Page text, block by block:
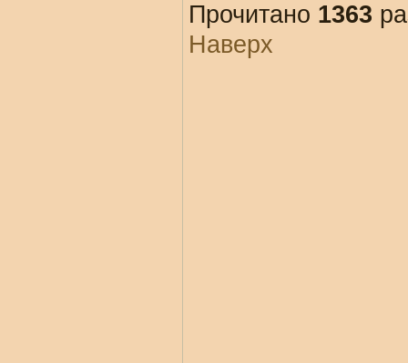
Прочитано 1363
Наверх